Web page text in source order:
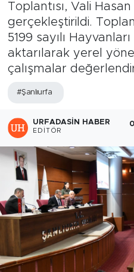
Toplantısı, Vali
gerçekleştirildi.
5199 sayılı
aktarılarak yerel
çalışmalar
#Şanlıurfa
URFADASIN HABER
EDITÖR
OTOMOBİL
Haber Arşivi